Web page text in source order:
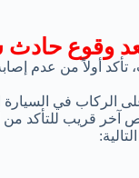
وقوع حادث
تأكد أولاً من عدم
الركاب في السيارة
قريب للتأكد من